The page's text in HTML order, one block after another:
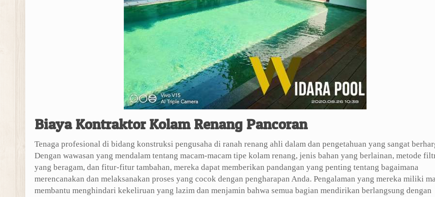
Biaya Kontraktor Kolam Renang Pancoran
Tenaga profesional di bidang konstruksi pengusaha di ranah renang ahli dalam dan pengetahuan yang sangat
Dengan wawasan yang mendalam tentang macam-macam tipe kolam renang, jenis bahan yang berlainan, metode
yang beragam, dan fitur-fitur tambahan, mereka dapat memberikan pandangan yang penting tentang bagaimana
merencanakan dan melaksanakan proses yang cocok dengan pengharapan Anda. Pengalaman yang mereka miliki
membantu menghindari kekeliruan yang lazim dan menjamin bahwa semua bagian mendirikan berlangsung dengan